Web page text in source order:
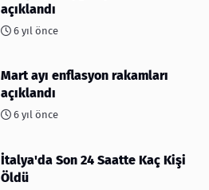
açıklandı
6 yıl önce
Mart ayı enflasyon rakamları
açıklandı
6 yıl önce
İtalya'da Son 24 Saatte Kaç Kişi
Öldü